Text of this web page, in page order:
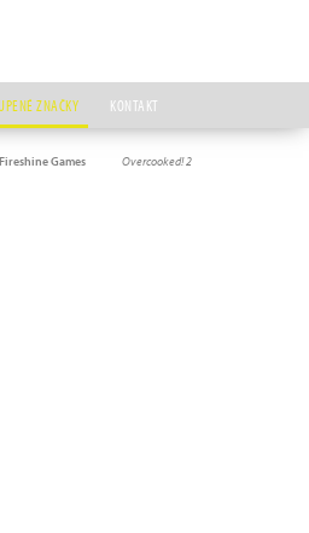
ZNAČKY KONTAKT
Fireshine Games Overcooked! 2